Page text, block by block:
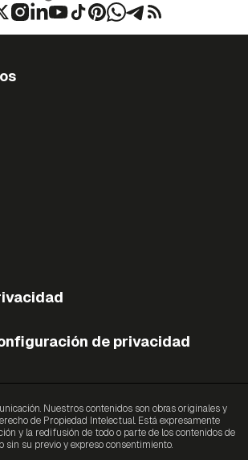
de privacidad
Nuestros contenidos son obras originales y
de Propiedad Intelectual. Está expresamente
y la redifusión de todo o parte de los contenidos de
sin su previo y expreso consentimiento.